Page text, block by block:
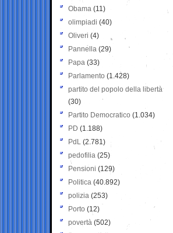
Obama (11)
olimpiadi (40)
Oliveri (4)
Pannella (29)
Papa (33)
Parlamento (1.428)
partito del popolo della libertà
(30)
Partito Democratico (1.034)
PD (1.188)
PdL (2.781)
pedofilia (25)
Pensioni (129)
Politica (40.892)
polizia (253)
Porto (12)
povertà (502)